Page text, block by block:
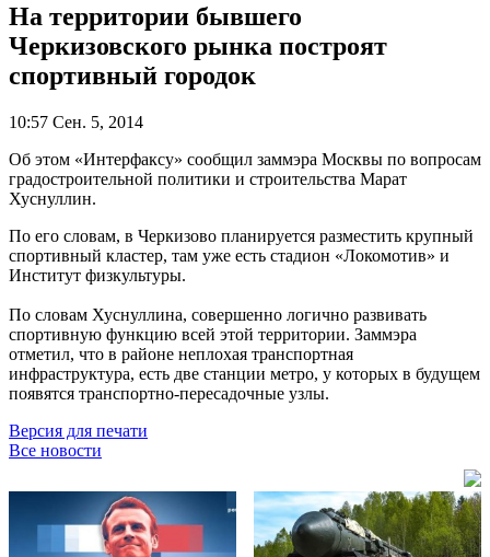
На территории бывшего
Черкизовского рынка построят
спортивный городок
10:57 Сен. 5, 2014
Об этом «Интерфаксу» сообщил заммэра Москвы по вопросам
градостроительной политики и строительства Марат
Хуснуллин.
По его словам, в Черкизово планируется разместить крупный
спортивный кластер, там уже есть стадион «Локомотив» и
Институт физкультуры.
По словам Хуснуллина, совершенно логично развивать
спортивную функцию всей этой территории. Заммэра
отметил, что в районе неплохая транспортная
инфраструктура, есть две станции метро, у которых в будущем
появятся транспортно-пересадочные узлы.
Версия для печати
Все новости